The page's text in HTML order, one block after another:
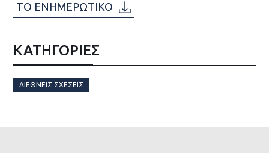
ΤΟ ΕΝΗΜΕΡΩΤΙΚΟ
ΚΑΤΗΓΟΡΙΕΣ
ΔΙΕΘΝΕΊΣ ΣΧΈΣΕΙΣ